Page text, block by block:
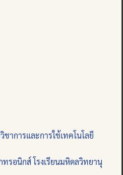
าการและการใช้เทคโนโลยี
ทรอนิกส์ โรงเรียนมหิดลวิทยานุ